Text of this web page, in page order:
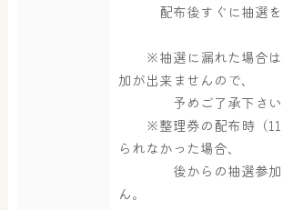
サ
配布後すぐに抽選を
※抽選に漏れた場合は
加が出来ませんので、
予めご了承下さい
※整理券の配布時（11
られなかった場合、
後からの抽選参加
ん。